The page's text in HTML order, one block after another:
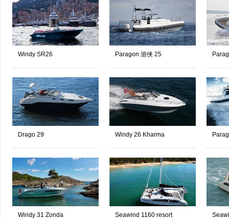
Windy SR26 Paragon 游侠 25
Drago 29 Windy 26 Kharma
Windy 31 Zonda Seawind 1160 resort